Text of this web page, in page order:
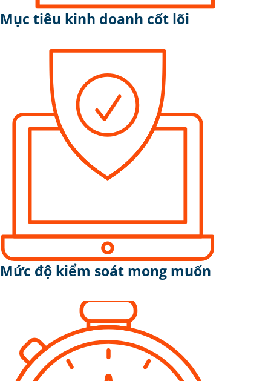
Mục tiêu kinh doanh cốt lõi
Mức độ kiểm soát mong muốn